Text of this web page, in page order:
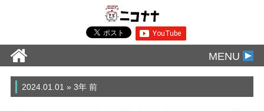
MENU
2024.01.01 » 3年 前